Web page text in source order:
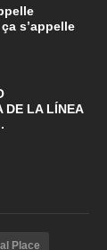
s’appelle
DE LA LÍNEA
Place